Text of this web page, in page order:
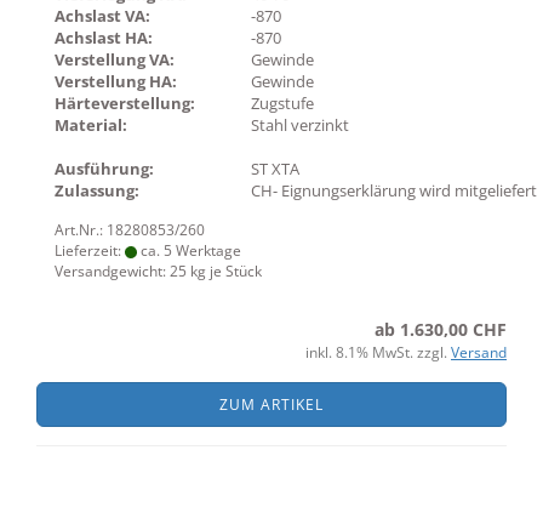
Achslast VA:
-870
Achslast HA:
-870
Verstellung VA:
Gewinde
Verstellung HA:
Gewinde
Härteverstellung:
Zugstufe
Material:
Stahl verzinkt
Ausführung:
ST XTA
Zulassung:
CH- Eignungserklärung wird mitgeliefert
Art.Nr.: 18280853/260
Lieferzeit:
ca. 5 Werktage
Versandgewicht:25 kg je Stück
ab 1.630,00 CHF
inkl. 8.1% MwSt. zzgl. Versand
ZUM ARTIKEL